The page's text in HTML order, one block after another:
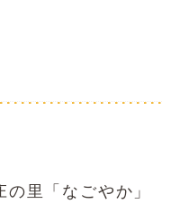
里「なごやか」